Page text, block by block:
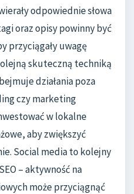
odpowiednie słowa
oraz opisy powinny być
przyciągały uwagę
skuteczną techniką
działania poza
czy marketing
w lokalne
aby zwiększyć
Social media to kolejny
– aktywność na
może przyciągnąć